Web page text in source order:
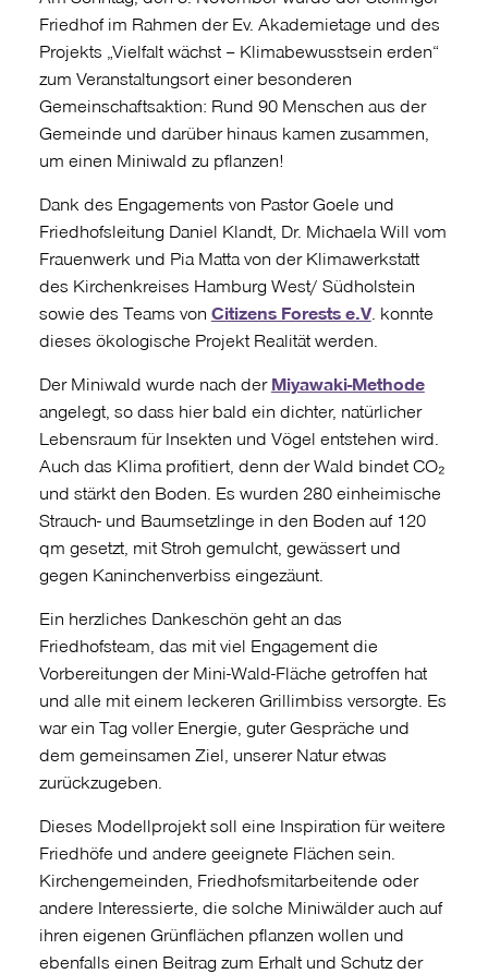
Friedhof im Rahmen der Ev. Akademietage und des
Projekts „Vielfalt wächst – Klimabewusstsein erden“
zum Veranstaltungsort einer besonderen
Gemeinschaftsaktion: Rund 90 Menschen aus der
Gemeinde und darüber hinaus kamen zusammen,
um einen Miniwald zu pflanzen!
Dank des Engagements von Pastor Goele und
Friedhofsleitung Daniel Klandt, Dr. Michaela Will vom
Frauenwerk und Pia Matta von der Klimawerkstatt
des Kirchenkreises Hamburg West/ Südholstein
sowie des Teams von Citizens Forests e.V. konnte
dieses ökologische Projekt Realität werden.
Der Miniwald wurde nach derMiyawaki-Methode
angelegt, so dass hier bald ein dichter, natürlicher
Lebensraum für Insekten und Vögel entstehen wird.
Auch das Klima profitiert, denn der Wald bindet CO₂
und stärkt den Boden. Es wurden 280 einheimische
Strauch- und Baumsetzlinge in den Boden auf 120
qm gesetzt, mit Stroh gemulcht, gewässert und
gegen Kaninchenverbiss eingezäunt.
Ein herzliches Dankeschön geht an das
Friedhofsteam, das mit viel Engagement die
Vorbereitungen der Mini-Wald-Fläche getroffen hat
und alle mit einem leckeren Grillimbiss versorgte. Es
war ein Tag voller Energie, guter Gespräche und
dem gemeinsamen Ziel, unserer Natur etwas
zurückzugeben.
Dieses Modellprojekt soll eine Inspiration für weitere
Friedhöfe und andere geeignete Flächen sein.
Kirchengemeinden, Friedhofsmitarbeitende oder
andere Interessierte, die solche Miniwälder auch auf
ihren eigenen Grünflächen pflanzen wollen und
ebenfalls einen Beitrag zum Erhalt und Schutz der